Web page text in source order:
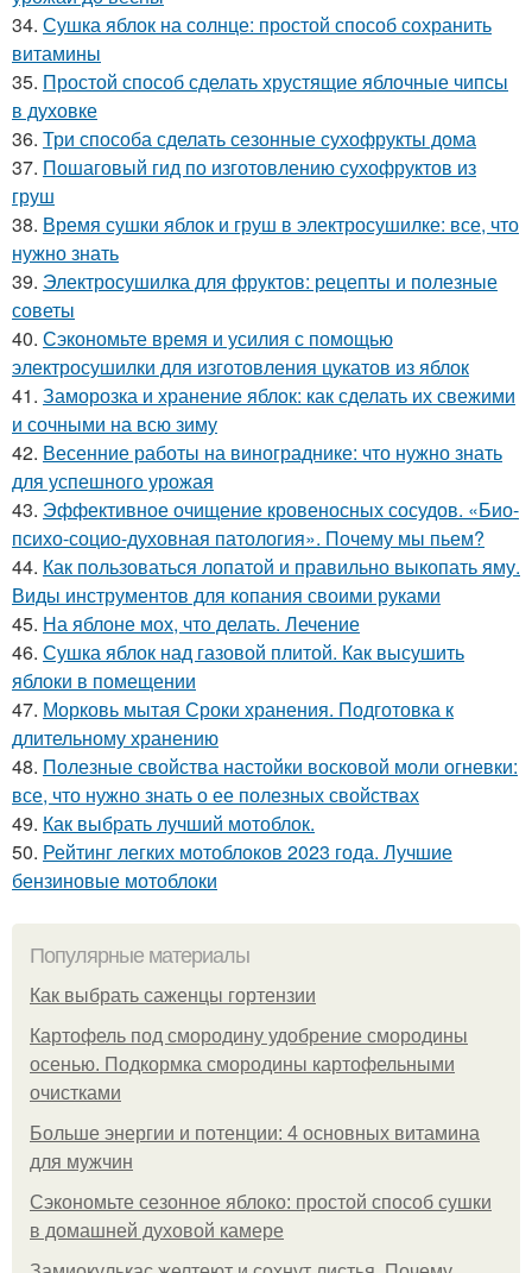
34. Сушка яблок на солнце: простой способ сохранить
витамины
35. Простой способ сделать хрустящие яблочные чипсы
в духовке
36. Три способа сделать сезонные сухофрукты дома
37. Пошаговый гид по изготовлению сухофруктов из
груш
38. Время сушки яблок и груш в электросушилке: все, что
нужно знать
39. Электросушилка для фруктов: рецепты и полезные
советы
40. Сэкономьте время и усилия с помощью
электросушилки для изготовления цукатов из яблок
41. Заморозка и хранение яблок: как сделать их свежими
и сочными на всю зиму
42. Весенние работы на винограднике: что нужно знать
для успешного урожая
43. Эффективное очищение кровеносных сосудов. «Био-
психо-социо-духовная патология». Почему мы пьем?
44. Как пользоваться лопатой и правильно выкопать яму.
Виды инструментов для копания своими руками
45. На яблоне мох, что делать. Лечение
46. Сушка яблок над газовой плитой. Как высушить
яблоки в помещении
47. Морковь мытая Сроки хранения. Подготовка к
длительному хранению
48. Полезные свойства настойки восковой моли огневки:
все, что нужно знать о ее полезных свойствах
49. Как выбрать лучший мотоблок.
50. Рейтинг легких мотоблоков 2023 года. Лучшие
бензиновые мотоблоки
Популярные материалы
Как выбрать саженцы гортензии
Картофель под смородину удобрение смородины
осенью. Подкормка смородины картофельными
очистками
Больше энергии и потенции: 4 основных витамина
для мужчин
Сэкономьте сезонное яблоко: простой способ сушки
в домашней духовой камере